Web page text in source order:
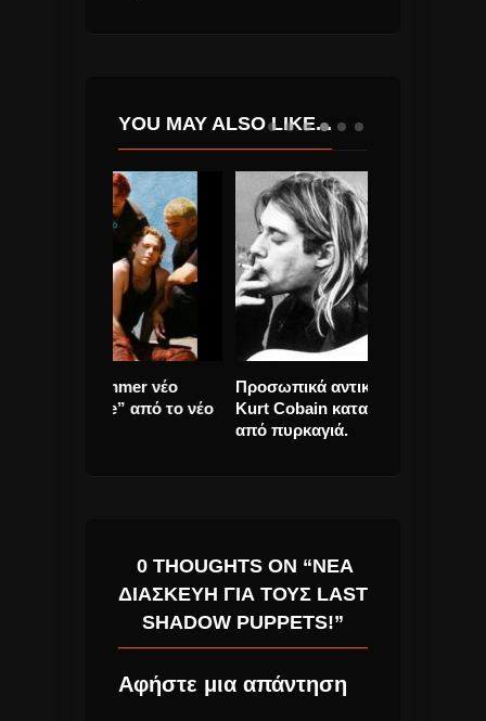
YOU MAY ALSO LIKE...
Προσωπικά αντικείμενα του
Kurt Cobain καταστράφηκαν
0 THOUGHTS ON “ΝΕΑ
ΔΙΑΣΚΕΥΗ ΓΙΑ ΤΟΥΣ LAST
SHADOW PUPPETS!”
Αφήστε μια απάντηση